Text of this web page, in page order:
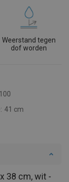
Weerstand tegen
dof worden
41 cm
38 cm, wit -